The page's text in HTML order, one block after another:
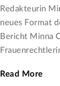
Redakteurin
neues Format
Bericht Minna
Read More